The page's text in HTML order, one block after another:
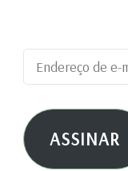
Endereço
de
e-
mail ASSINAR